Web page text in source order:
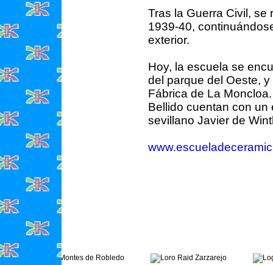
Tras la Guerra Civil,
1939-40,
exterior.
Hoy, la escuela se
del parque del Oeste,
Fábrica de La
Bellido cuentan con
sevillano Javier de